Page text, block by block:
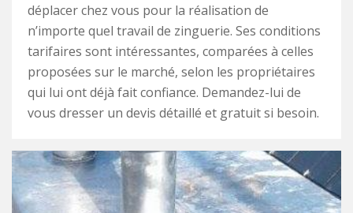
déplacer chez vous pour la réalisation de
n’importe quel travail de zinguerie. Ses conditions
tarifaires sont intéressantes, comparées à celles
proposées sur le marché, selon les propriétaires
qui lui ont déjà fait confiance. Demandez-lui de
vous dresser un devis détaillé et gratuit si besoin.